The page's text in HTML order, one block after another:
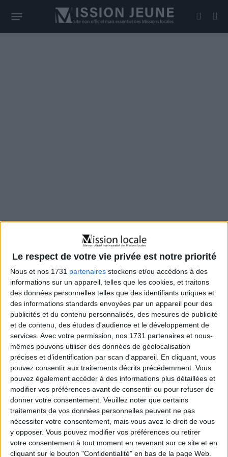
Le respect de votre vie privée est notre priorité
Nous et nos 1731 partenaires stockons et/ou accédons à des
informations sur un appareil, telles que les cookies, et traitons
des données personnelles telles que des identifiants uniques et
des informations standards envoyées par un appareil pour des
publicités et du contenu personnalisés, des mesures de publicité
et de contenu, des études d'audience et le développement de
services. Avec votre permission, nos 1731 partenaires et nous-
mêmes pouvons utiliser des données de géolocalisation
précises et d’identification par scan d'appareil. En cliquant, vous
pouvez consentir aux traitements décrits précédemment. Vous
pouvez également accéder à des informations plus détaillées et
modifier vos préférences avant de consentir ou pour refuser de
donner votre consentement. Veuillez noter que certains
traitements de vos données personnelles peuvent ne pas
nécessiter votre consentement, mais vous avez le droit de vous
y opposer. Vous pouvez modifier vos préférences ou retirer
votre consentement à tout moment en revenant sur ce site et en
cliquant sur le bouton "Confidentialité" en bas de la page Web.
Page Not Found!
404
We're sorry, but we can't find the page you were
looking for. It's probably some thing we've done
wrong but now we know about it and we'll try to fix it.